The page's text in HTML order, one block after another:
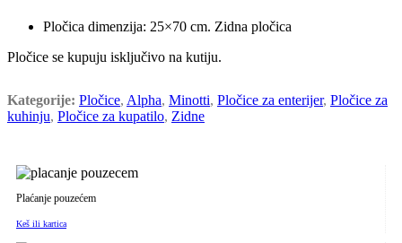
Pločica dimenzija: 25×70 cm. Zidna pločica
Pločice se kupuju isključivo na kutiju.
Kategorije: Pločice, Alpha, Minotti, Pločice za enterijer, Pločice za
kuhinju, Pločice za kupatilo, Zidne
Plaćanje pouzećem
Keš ili kartica